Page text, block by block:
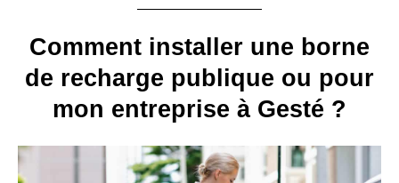
Comment installer une borne
de recharge publique ou pour
mon entreprise à Gesté ?